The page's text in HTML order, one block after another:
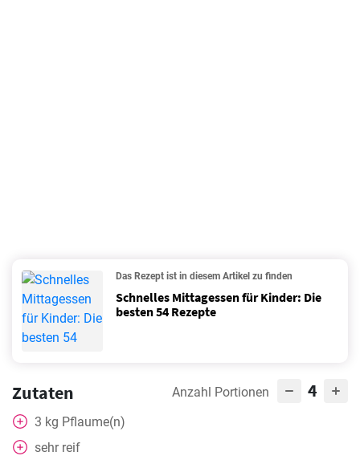
Das Rezept ist in diesem Artikel zu finden
Schnelles Mittagessen für Kinder: Die
besten 54 Rezepte
Zutaten Anzahl Portionen 4
3 kg Pflaume(n)
sehr reif